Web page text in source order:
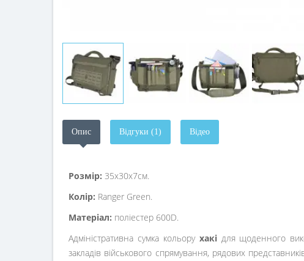
Опис Відгуки (1) Відео
Розмір: 35x30x7см.
Колір: Ranger Green.
Матеріал: поліестер 600D.
Адміністративна сумка кольору хакідля щоденного
закладів військового спрямування, рядових